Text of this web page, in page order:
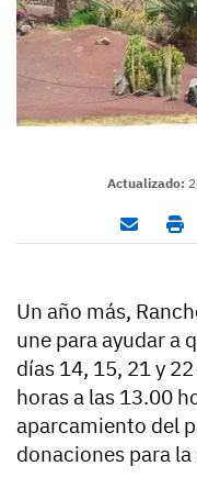
Actualizado:
Un año más,
une para ayudar a
días 14, 15, 21 y
horas a las 13.00
aparcamiento del
donaciones para